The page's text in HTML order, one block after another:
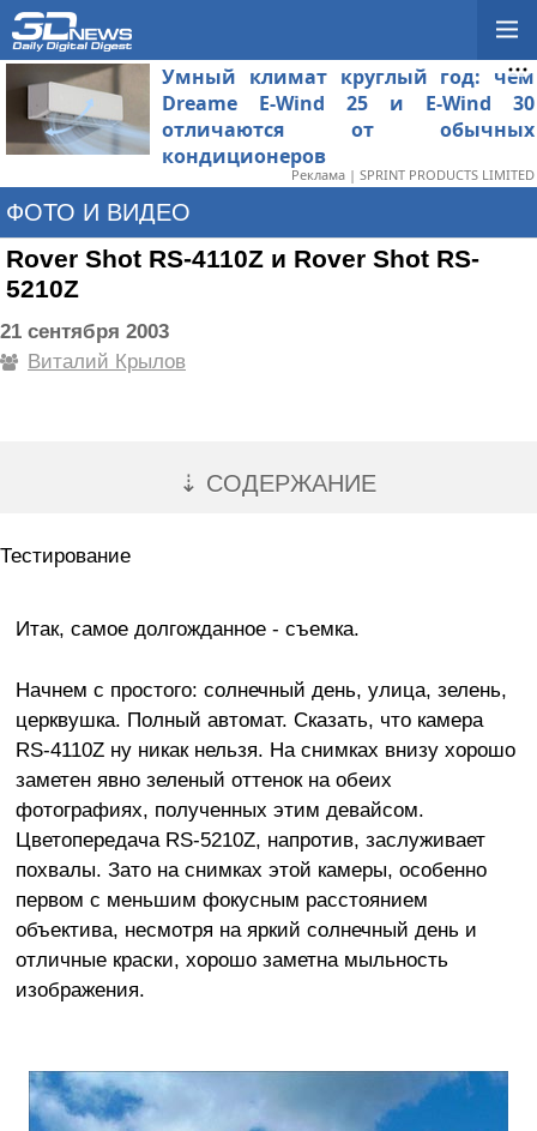
Умный климат круглый год: чем
Dreame E-Wind 25 и E-Wind 30
отличаются от обычных
кондиционеров
Реклама | SPRINT PRODUCTS LIMITED
ФОТО И ВИДЕО
Rover Shot RS-4110Z и Rover Shot RS-
5210Z
21 сентября 2003
Виталий Крылов
⇣ СОДЕРЖАНИЕ
Тестирование
Итак, самое долгожданное - съемка.
Начнем с простого: солнечный день, улица, зелень,
церквушка. Полный автомат. Сказать, что камера
RS-4110Z ну никак нельзя. На снимках внизу хорошо
заметен явно зеленый оттенок на обеих
фотографиях, полученных этим девайсом.
Цветопередача RS-5210Z, напротив, заслуживает
похвалы. Зато на снимках этой камеры, особенно
первом с меньшим фокусным расстоянием
объектива, несмотря на яркий солнечный день и
отличные краски, хорошо заметна мыльность
изображения.